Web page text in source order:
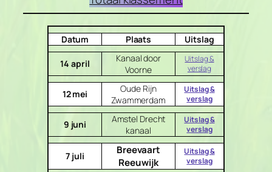
Datum Plaats Uitslag
14 april
Kanaal door
Voorne
Uitslag &
verslag
12 mei
Oude Rijn
Zwammerdam
Uitslag &
verslag
9 juni
Amstel Drecht
kanaal
Uitslag &
verslag
7 juli
Breevaart
Reeuwijk
Uitslag &
verslag